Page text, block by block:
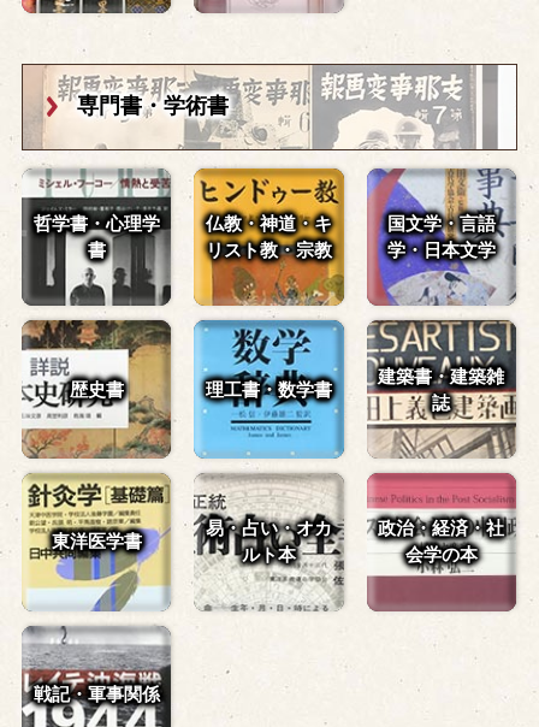
専門書・学術書
哲学書・心理学
書
仏教・神道・キ
リスト教・宗教
国文学・言語
学・日本文学
歴史書 理工書・数学書
建築書・建築雑
誌
東洋医学書
易・占い・オカ
ルト本
政治・経済・社
会学の本
戦記・軍事関係